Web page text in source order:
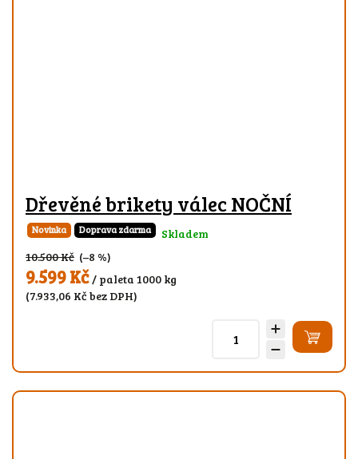
Dřevěné brikety válec NOČNÍ
Novinka Doprava zdarma
Skladem
10.500 Kč (–8 %)
9.599 Kč / paleta 1000 kg
(7.933,06 Kč bez DPH)